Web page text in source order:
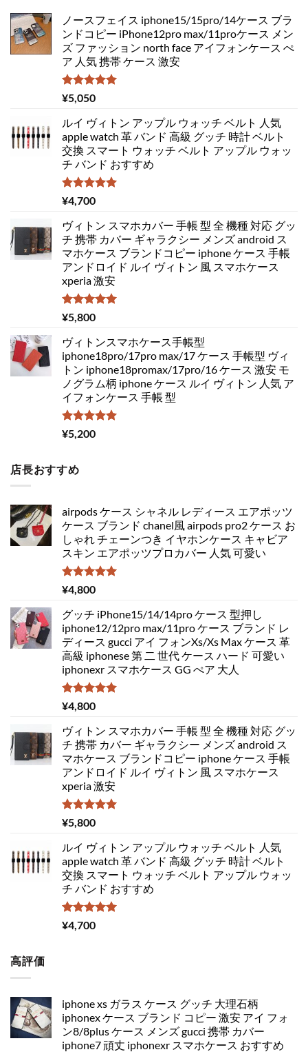
ノースフェイス iphone15/15pro/14ケース ブラ
ンドコピー iPhone12pro max/11proケース メン
ズ ファッション north face アイフォンケース ぺ
ア 人気 携帯 ケース 激安
5段階中
5.00
¥5,050
ルイ ヴィトン アップル ウォッチ ベルト 人気
apple watch 革 バンド 高級 グッチ 時計 ベルト
交換 スマート ウォッチ ベルト アップル ウォッ
チ バンド おすすめ
5段階中
5.00
¥4,700
ヴィトン スマホカバー 手帳 型 全 機種 対応 グッ
チ 携帯 カバー ギャラクシー メンズ android ス
マホケース ブランドコピー iphone ケース 手帳
アンドロイド ルイ ヴィトン 風 スマホケース
xperia 激安
5段階中
5.00
¥5,800
ヴィトンスマホケース手帳型
iphone18pro/17pro max/17 ケース 手帳型 ヴィ
トン iphone18promax/17pro/16 ケース 激安 モ
ノグラム柄 iphone ケース ルイ ヴィトン 人気 ア
イフォンケース 手帳 型
5段階中
5.00
¥5,200
店長おすすめ
airpods ケース シャネル レディース エアポッツ
ケース ブランド chanel風 airpods pro2 ケース お
しゃれ チェーンつき イヤホンケース キャビア
スキン エアポッツプロカバー 人気 可愛い
5段階中
5.00
¥4,800
グッチ iPhone15/14/14pro ケース 型押し
iphone12/12pro max/11pro ケース ブランド レ
ディース gucci アイ フォンXs/Xs Max ケース 革
高級 iphonese 第 二 世代 ケース ハード 可愛い
iphonexr スマホケース GG ぺア 大人
5段階中
5.00
¥4,800
ヴィトン スマホカバー 手帳 型 全 機種 対応 グッ
チ 携帯 カバー ギャラクシー メンズ android ス
マホケース ブランドコピー iphone ケース 手帳
アンドロイド ルイ ヴィトン 風 スマホケース
xperia 激安
5段階中
5.00
¥5,800
ルイ ヴィトン アップル ウォッチ ベルト 人気
apple watch 革 バンド 高級 グッチ 時計 ベルト
交換 スマート ウォッチ ベルト アップル ウォッ
チ バンド おすすめ
5段階中
5.00
¥4,700
高評価
iphone xs ガラス ケース グッチ 大理石柄
iphonex ケース ブランド コピー 激安 アイ フォ
ン8/8plus ケース メンズ gucci 携帯 カバー
iphone7 頑丈 iphonexr スマホケース おすすめ